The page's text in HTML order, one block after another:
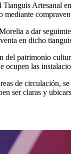
Tianguis Artesanal
a dar
en dicho
del patrimonio
ocupen las
de circulación,
ser claras y